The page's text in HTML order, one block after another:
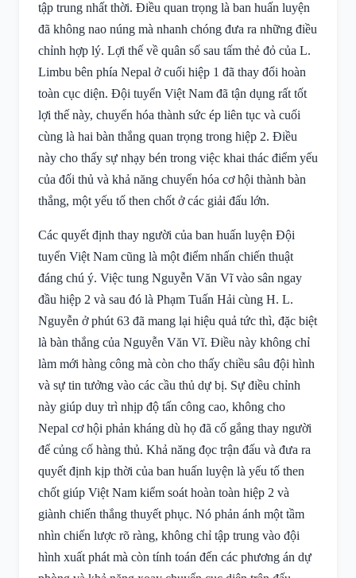
tập trung nhất thời. Điều quan trọng là ban huấn luyện
đã không nao núng mà nhanh chóng đưa ra những điều
chỉnh hợp lý. Lợi thế về quân số sau tấm thẻ đỏ của L.
Limbu bên phía Nepal ở cuối hiệp 1 đã thay đổi hoàn
toàn cục diện. Đội tuyển Việt Nam đã tận dụng rất tốt
lợi thế này, chuyển hóa thành sức ép liên tục và cuối
cùng là hai bàn thắng quan trọng trong hiệp 2. Điều
này cho thấy sự nhạy bén trong việc khai thác điểm yếu
của đối thủ và khả năng chuyển hóa cơ hội thành bàn
thắng, một yếu tố then chốt ở các giải đấu lớn.
Các quyết định thay người của ban huấn luyện Đội
tuyển Việt Nam cũng là một điểm nhấn chiến thuật
đáng chú ý. Việc tung Nguyễn Văn Vĩ vào sân ngay
đầu hiệp 2 và sau đó là Phạm Tuấn Hải cùng H. L.
Nguyễn ở phút 63 đã mang lại hiệu quả tức thì, đặc biệt
là bàn thắng của Nguyễn Văn Vĩ. Điều này không chỉ
làm mới hàng công mà còn cho thấy chiều sâu đội hình
và sự tin tưởng vào các cầu thủ dự bị. Sự điều chỉnh
này giúp duy trì nhịp độ tấn công cao, không cho
Nepal cơ hội phản kháng dù họ đã cố gắng thay người
để củng cố hàng thủ. Khả năng đọc trận đấu và đưa ra
quyết định kịp thời của ban huấn luyện là yếu tố then
chốt giúp Việt Nam kiểm soát hoàn toàn hiệp 2 và
giành chiến thắng thuyết phục. Nó phản ánh một tầm
nhìn chiến lược rõ ràng, không chỉ tập trung vào đội
hình xuất phát mà còn tính toán đến các phương án dự